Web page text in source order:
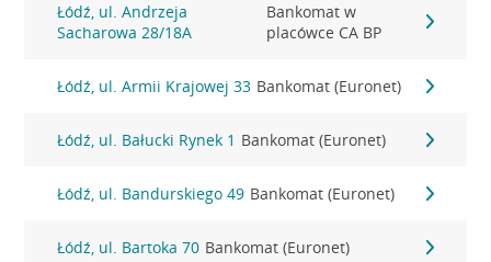
Łódź, ul. Andrzeja
Sacharowa 28/18A
Bankomat w
placówce CA BP
Łódź, ul. Armii Krajowej 33 Bankomat (Euronet)
Łódź, ul. Bałucki Rynek 1 Bankomat (Euronet)
Łódź, ul. Bandurskiego 49 Bankomat (Euronet)
Łódź, ul. Bartoka 70 Bankomat (Euronet)